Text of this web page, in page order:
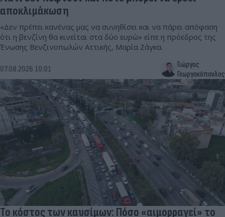
αποκλιμάκωση
«Δεν πρέπει κανένας μας να συνηθίσει και να πάρει απόφαση
ότι η βενζίνη θα κινείται στα δύο ευρώ» είπε η πρόεδρος της
Ένωσης Βενζινοπωλών Αττικής, Μαρία Ζάγκα.
07.08.2026 10:01
Γιώργος
Γεωργακόπουλος
Το κόστος των καυσίμων: Πόσο «αιμορραγεί» το